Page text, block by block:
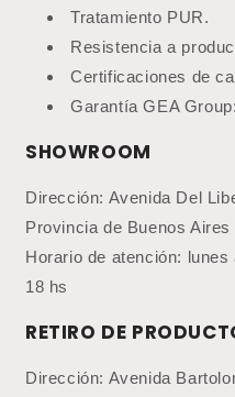
Tratamiento PUR.
Resistencia a
Certificaciones de
Garantía GEA
SHOWROOM
Dirección: Avenida Del
Provincia de Buenos Aires
Horario de atención:
18 hs
RETIRO DE
Dirección: Avenida